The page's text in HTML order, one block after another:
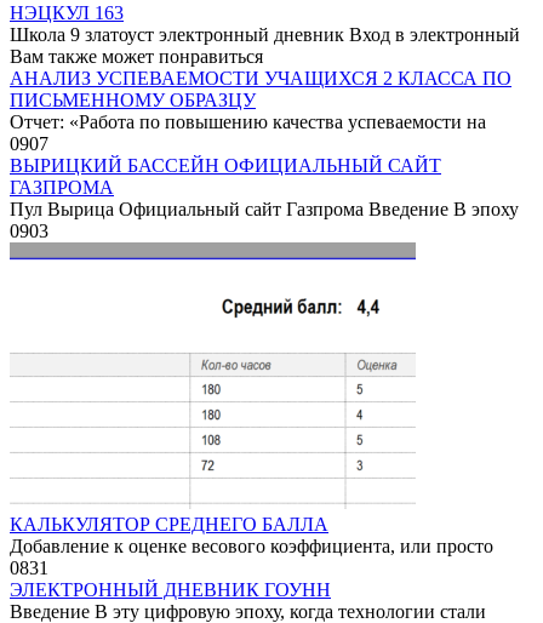
НЭЦКУЛ 163
Школа 9 златоуст электронный дневник Вход в электронный
Вам также может понравиться
АНАЛИЗ УСПЕВАЕМОСТИ УЧАЩИХСЯ 2 КЛАССА ПО
ПИСЬМЕННОМУ ОБРАЗЦУ
Отчет: «Работа по повышению качества успеваемости на
0907
ВЫРИЦКИЙ БАССЕЙН ОФИЦИАЛЬНЫЙ САЙТ
ГАЗПРОМА
Пул Вырица Официальный сайт Газпрома Введение В эпоху
0903
КАЛЬКУЛЯТОР СРЕДНЕГО БАЛЛА
Добавление к оценке весового коэффициента, или просто
0831
ЭЛЕКТРОННЫЙ ДНЕВНИК ГОУНН
Введение В эту цифровую эпоху, когда технологии стали